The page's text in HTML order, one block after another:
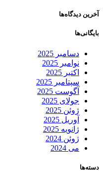
آخرین دیدگاه‌ها
بایگانی‌ها
دسامبر 2025
نوامبر 2025
اکتبر 2025
سپتامبر 2025
آگوست 2025
جولای 2025
ژوئن 2025
آوریل 2025
ژانویه 2025
ژوئن 2024
می 2024
دسته‌ها